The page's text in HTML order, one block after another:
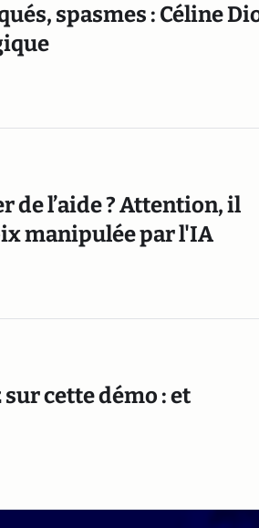
spasmes : Céline
de l’aide ? Attention, il
manipulée par l'IA
sur cette démo : et